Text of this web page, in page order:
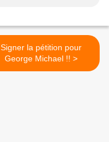
Signer la pétition pour
George Michael !! >